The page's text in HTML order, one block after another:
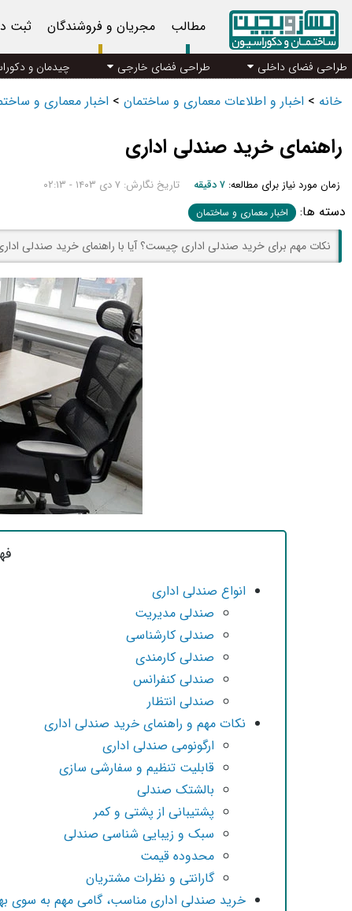
مطالب مجریان و فروشندگان ثبت
طراحی فضای داخلی طراحی فضای خارجی چیدمان و
خانه > اخبار و اطلاعات معماری و ساختمان > اخبار معماری و
راهنمای خرید صندلی اداری
زمان مورد نیاز برای مطالعه: ۷ دقیقه تاریخ نگارش: ۷ دی ۱۴۰۳ - ۰۲:۱۳
دسته ها: اخبار معماری و ساختمان
نکات مهم برای خرید صندلی اداری چیست؟ آیا با راهنمای خرید صندلی
انواع صندلی اداری
صندلی مدیریت
صندلی کارشناسی
صندلی کارمندی
صندلی کنفرانس
صندلی انتظار
نکات مهم و راهنمای خرید صندلی اداری
ارگونومی صندلی اداری
قابلیت تنظیم و سفارشی سازی
بالشتک صندلی
پشتیبانی از پشتی و کمر
سبک و زیبایی‌ شناسی صندلی
محدوده قیمت
گارانتی و نظرات مشتریان
خرید صندلی اداری مناسب، گامی مهم به سوی